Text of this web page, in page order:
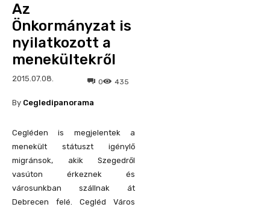
Az
Önkormányzat is
nyilatkozott a
menekültekről
2015.07.08. 435
0
By Cegledipanorama
Cegléden is megjelentek a
menekült státuszt igénylő
migránsok, akik Szegedről
vasúton érkeznek és
városunkban szállnak át
Debrecen felé. Cegléd Város